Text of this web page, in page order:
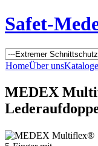
Safet-
HomeÜber unsKataloge
MEDEX